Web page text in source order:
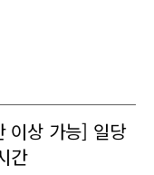
이상 가능] 일당
간